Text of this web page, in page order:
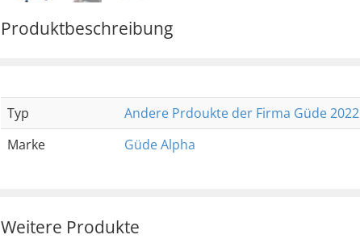
Produktbeschreibung
Typ
Andere Prdoukte der Firma Güde 2022
Marke
Güde Alpha
Weitere Produkte